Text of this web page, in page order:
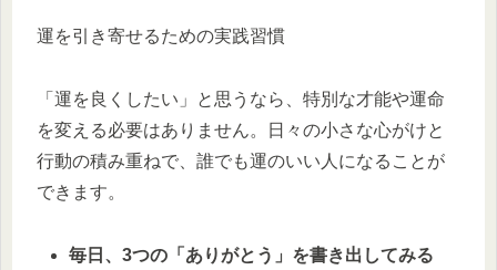
運を引き寄せるための実践習慣
「運を良くしたい」と思うなら、特別な才能や運命
を変える必要はありません。日々の小さな心がけと
行動の積み重ねで、誰でも運のいい人になることが
できます。
毎日、3つの「ありがとう」を書き出してみる